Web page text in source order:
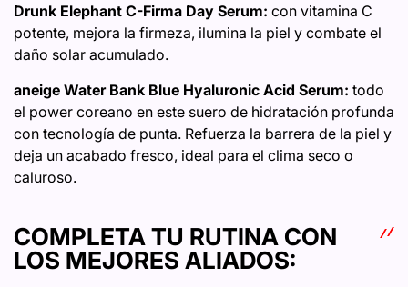
Drunk Elephant C-Firma Day Serum: con vitamina C
potente, mejora la firmeza, ilumina la piel y combate el
daño solar acumulado.
aneige Water Bank Blue Hyaluronic Acid Serum: todo
el power coreano en este suero de hidratación profunda
con tecnología de punta. Refuerza la barrera de la piel y
deja un acabado fresco, ideal para el clima seco o
caluroso.
COMPLETA TU RUTINA CON
LOS MEJORES ALIADOS: